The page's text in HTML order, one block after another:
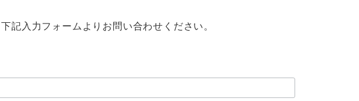
記入力フォームよりお問い合わせください。